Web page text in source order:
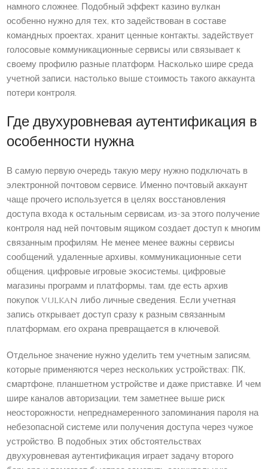
намного сложнее. Подобный эффект казино вулкан
особенно нужно для тех, кто задействован в составе
командных проектах, хранит ценные контакты, задействует
голосовые коммуникационные сервисы или связывает к
своему профилю разные платформ. Насколько шире среда
учетной записи, настолько выше стоимость такого аккаунта
потери контроля.
Где двухуровневая аутентификация в
особенности нужна
В самую первую очередь такую меру нужно подключать в
электронной почтовом сервисе. Именно почтовый аккаунт
чаще прочего используется в целях восстановления
доступа входа к остальным сервисам, из-за этого получение
контроля над ней почтовым ящиком создает доступ к многим
связанным профилям. Не менее менее важны сервисы
сообщений, удаленные архивы, коммуникационные сети
общения, цифровые игровые экосистемы, цифровые
магазины программ и платформы, там, где есть архив
покупок vulkan либо личные сведения. Если учетная
запись открывает доступ сразу к разным связанным
платформам, его охрана превращается в ключевой.
Отдельное значение нужно уделить тем учетным записям,
которые применяются через нескольких устройствах: ПК,
смартфоне, планшетном устройстве и даже приставке. И чем
шире каналов авторизации, тем заметнее выше риск
неосторожности, непреднамеренного запоминания пароля на
небезопасной системе или получения доступа через чужое
устройство. В подобных этих обстоятельствах
двухуровневая аутентификация играет задачу второго